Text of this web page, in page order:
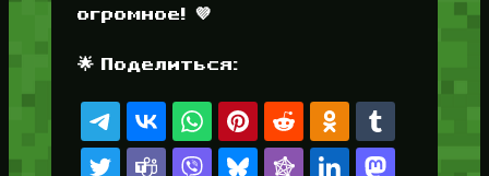
огромное! 💜
🌟 Поделиться: